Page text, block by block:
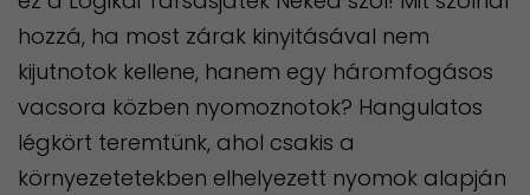
hozzá, ha most zárak kinyitásával nem
kijutnotok kellene, hanem egy háromfogásos
vacsora közben nyomoznotok? Hangulatos
légkört teremtünk, ahol csakis a
környezetetekben elhelyezett nyomok alapján